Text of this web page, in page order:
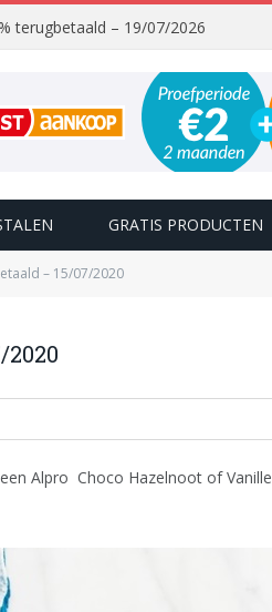
terugbetaald – 19/07/2026
GRATIS PRODUCTEN
– 15/07/2020
Alpro Choco Hazelnoot of Vanille